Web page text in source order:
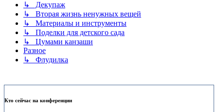
↳ Декупаж
↳ Вторая жизнь ненужных вещей
↳ Материалы и инструменты
↳ Поделки для детского сада
↳ Цумами канзаши
Разное
↳ Флудилка
Кто сейчас на конференции